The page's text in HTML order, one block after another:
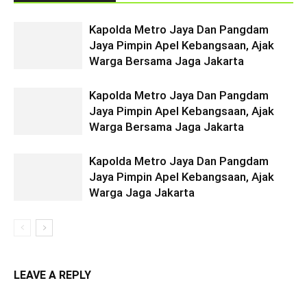
Kapolda Metro Jaya Dan Pangdam
Jaya Pimpin Apel Kebangsaan, Ajak
Warga Bersama Jaga Jakarta
Kapolda Metro Jaya Dan Pangdam
Jaya Pimpin Apel Kebangsaan, Ajak
Warga Bersama Jaga Jakarta
Kapolda Metro Jaya Dan Pangdam
Jaya Pimpin Apel Kebangsaan, Ajak
Warga Jaga Jakarta
LEAVE A REPLY